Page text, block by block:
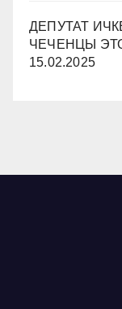
ДЕПУТАТ
ЧЕЧЕНЦЫ
15.02.2025